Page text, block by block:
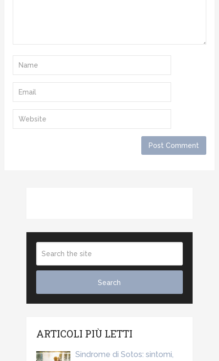
ARTICOLI PIÙ LETTI
Sindrome di Sotos: sintomi,